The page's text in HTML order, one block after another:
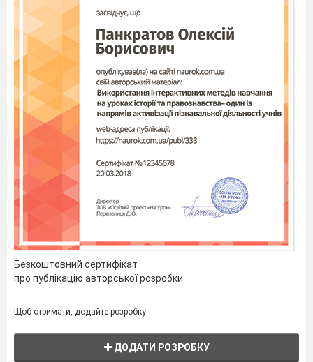
Безкоштовний сертифікат
про публікацію авторської розробки
Щоб отримати, додайте розробку
ДОДАТИ РОЗРОБКУ